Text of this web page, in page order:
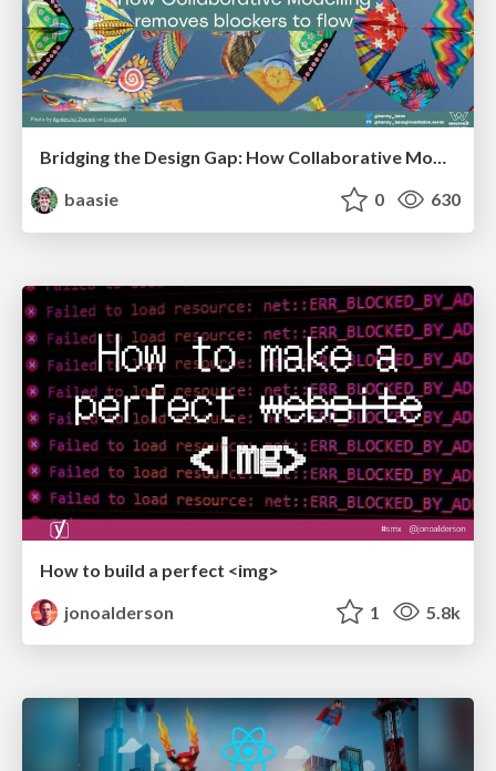
Bridging the Design Gap: How Collaborative Modelling removes blockers to flow between stakeholders and teams @FastFlow conf
baasie
0 630
How to build a perfect <img>
jonoalderson
1 5.8k